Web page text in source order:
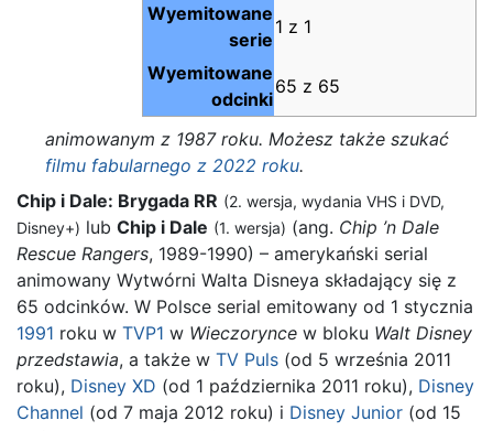
Wyemitowane
serie
1 z 1
Wyemitowane
odcinki
65 z 65
animowanym z 1987 roku. Możesz także szukać
filmu fabularnego z 2022 roku.
Chip i Dale: Brygada RR (2. wersja, wydania VHS i DVD,
Disney+) lub Chip i Dale (1. wersja) (ang. Chip ’n Dale
Rescue Rangers, 1989-1990) – amerykański serial
animowany Wytwórni Walta Disneya składający się z
65 odcinków. W Polsce serial emitowany od 1 stycznia
1991 roku w TVP1 w Wieczorynce w bloku Walt Disney
przedstawia, a także w TV Puls (od 5 września 2011
roku), Disney XD (od 1 października 2011 roku), Disney
Channel (od 7 maja 2012 roku) i Disney Junior (od 15